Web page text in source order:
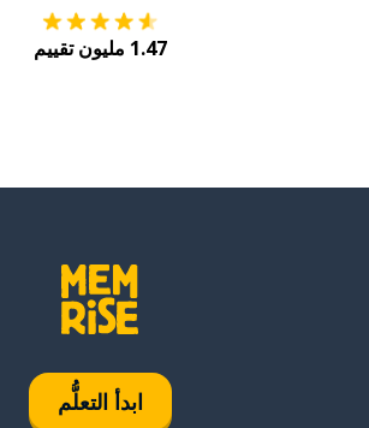
1.47 مليون تقييم
ابدأ التعلُّم